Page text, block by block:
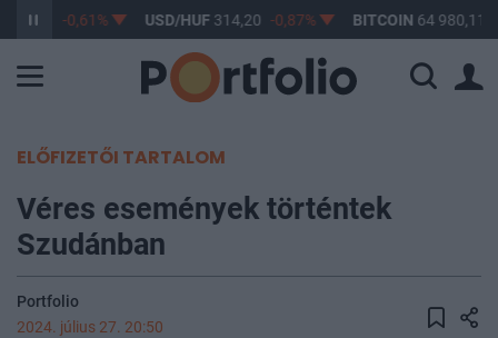
363,17 -0,61% USD/HUF314,20 -0,87% BITCOIN 64 980,11
ELŐFIZETŐI TARTALOM
Véres események történtek
Szudánban
Portfolio
2024. július 27. 20:50